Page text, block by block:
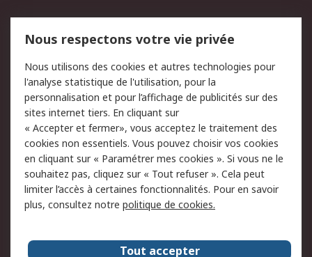
du site
Politique de protection
des données - Mise à
jour
Sécurité des E-mails
Conditions générales
de vente
Politique anti-
corruption
Campagnes marketing
A propos de RS
A propos de RS France
Evénements
Nous respectons votre vie privée
Nous utilisons des cookies et autres technologies pour
l'analyse statistique de l'utilisation, pour la
personnalisation et pour l’affichage de publicités sur des
sites internet tiers. En cliquant sur
« Accepter et fermer», vous acceptez le traitement des
cookies non essentiels. Vous pouvez choisir vos cookies
en cliquant sur « Paramétrer mes cookies ». Si vous ne le
souhaitez pas, cliquez sur « Tout refuser ». Cela peut
limiter l’accès à certaines fonctionnalités. Pour en savoir
plus, consultez notre politique de cookies.
Tout accepter